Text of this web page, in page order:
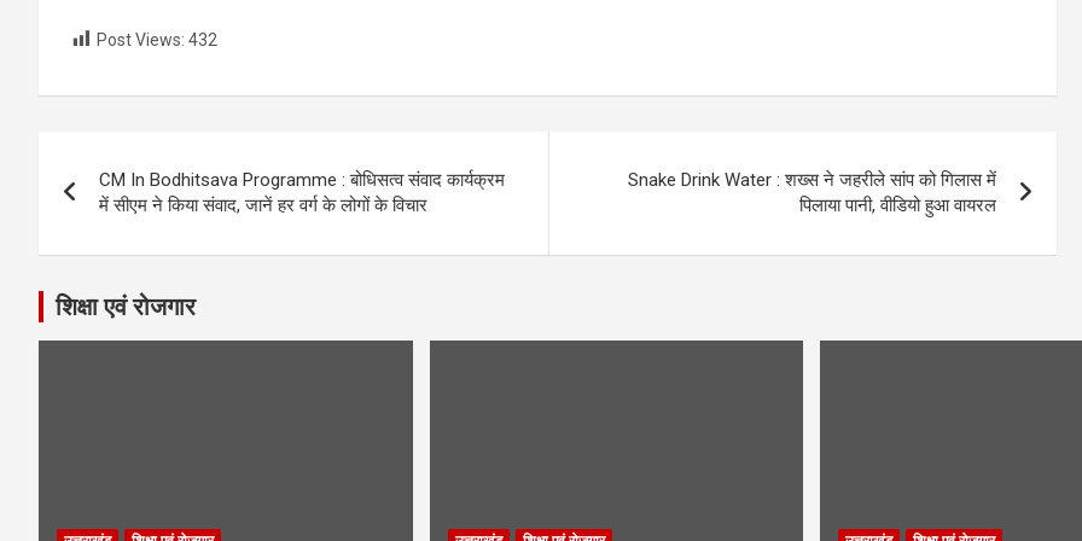
Post Views: 432
navigation
CM In Bodhitsava Programme : बोधिसत्व संवाद कार्यक्रम
में सीएम ने किया संवाद, जानें हर वर्ग के लोगों के विचार
Snake Drink Water : शख्स ने जहरीले सांप को गिलास में
पिलाया पानी, वीडियो हुआ वायरल
शिक्षा एवं रोजगार